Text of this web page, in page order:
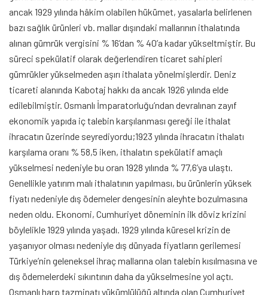
ancak 1929 yılında hâkim olabilen hükümet, yasalarla belirlenen
bazı sağlık ürünleri vb. mallar dışındaki mallarının ithalatında
alınan gümrük vergisini % 16’dan % 40’a kadar yükseltmiştir. Bu
süreci spekülatif olarak değerlendiren ticaret sahipleri
gümrükler yükselmeden aşırı ithalata yönelmişlerdir. Deniz
ticareti alanında Kabotaj hakkı da ancak 1926 yılında elde
edilebilmiştir. Osmanlı İmparatorluğu’ndan devralınan zayıf
ekonomik yapıda iç talebin karşılanması gereği ile ithalat
ihracatın üzerinde seyrediyordu;1923 yılında ihracatın ithalatı
karşılama oranı % 58,5 iken, ithalatın spekülatif amaçlı
yükselmesi nedeniyle bu oran 1928 yılında % 77,6’ya ulaştı.
Genellikle yatırım malı ithalatının yapılması, bu ürünlerin yüksek
fiyatı nedeniyle dış ödemeler dengesinin aleyhte bozulmasına
neden oldu. Ekonomi, Cumhuriyet döneminin ilk döviz krizini
böylelikle 1929 yılında yaşadı. 1929 yılında küresel krizin de
yaşanıyor olması nedeniyle dış dünyada fiyatların gerilemesi
Türkiye’nin geleneksel ihraç mallarına olan talebin kısılmasına ve
dış ödemelerdeki sıkıntının daha da yükselmesine yol açtı.
Osmanlı harp tazminatı yükümlülüğü altında olan Cumhuriyet